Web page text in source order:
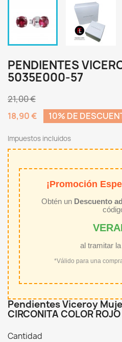
PENDIENTES
5035E000-57
21,00 €
18,90 €
10% DE
Impuestos incluidos
¡Promoción
Obtén un Descuento
al tramitar
*Válido para una
Pendientes Viceroy
CIRCONITA COLOR ROJO
Cantidad